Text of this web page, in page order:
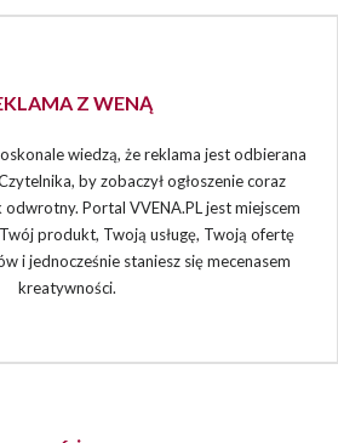
Z WENĄ
wiedzą, że reklama jest odbierana
by zobaczył ogłoszenie coraz
Portal VVENA.PL jest miejscem
produkt, Twoją usługę, Twoją ofertę
i jednocześnie staniesz się mecenasem
kreatywności.